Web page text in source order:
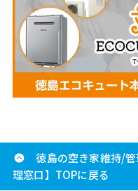
徳島の空き家維持/管
理窓口】TOPに戻る